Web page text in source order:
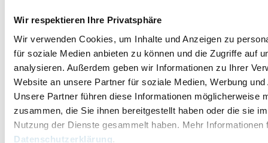
Wir respektieren Ihre Privatsphäre
Wir verwenden Cookies, um Inhalte und Anzeigen zu
für soziale Medien anbieten zu können und die Zugriffe auf
analysieren. Außerdem geben wir Informationen zu Ihrer
Website an unsere Partner für soziale Medien, Werbung
Unsere Partner führen diese Informationen möglicherweise
zusammen, die Sie ihnen bereitgestellt haben oder die sie
Nutzung der Dienste gesammelt haben. Mehr Informationen
Datenschutzerklärung